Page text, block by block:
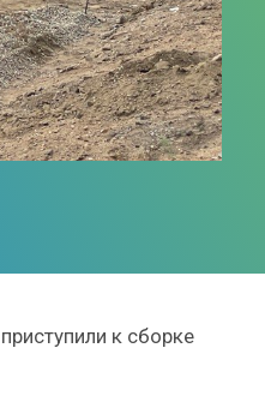
к сборке